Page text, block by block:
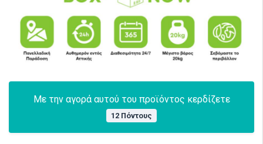
Με την αγορά αυτού του προϊόντος κερδίζετε
12 Πόντους